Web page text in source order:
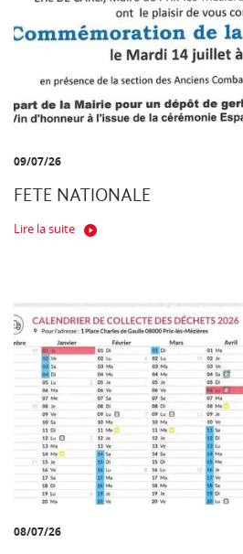
09/07/26
FETE NATIONALE
Lire la suite
08/07/26